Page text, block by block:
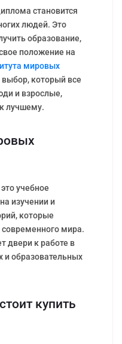
становится
людей. Это
образование,
положение на
мировых
выбор, который все
и взрослые,
лучшему.
учебное
изучении и
которые
мира.
двери к работе в
и образовательных
купить